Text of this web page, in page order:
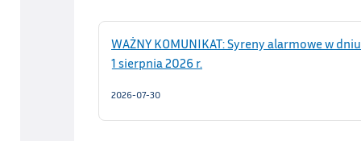
WAŻNY KOMUNIKAT: Syreny alarmowe w dniu
1 sierpnia 2026 r.
2026-07-30